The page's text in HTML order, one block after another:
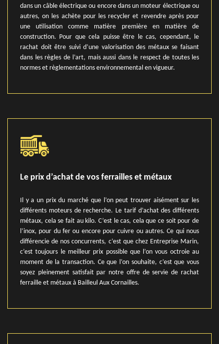
dans un câble électrique ou encore dans un moteur électrique ou
autres, on les achète pour les recycler et revendre après pour
une utilisation comme matière première en matière de
construction. Pour que cela puisse être le cas, cependant, le
rachat doit être suivi d’une valorisation des métaux se faisant
dans les règles de l’art, mais aussi dans le respect de toutes les
normes et règlementations environnemental en vigueur.
Le prix d’achat de vos ferrailles et métaux
Il y a un prix du marché que l’on peut trouver aisément sur les
différents moteurs de recherche. Le tarif d’achat des différents
métaux, cela se fait au kilo. C’est le cas, cela que ce soit pour de
l’inox, pour du fer ou encore pour cuivre ou autres. Ce qui nous
différencie de nos concurrents, c’est que chez Entreprise Marin,
c’est toujours le meilleur prix possible que l’on vous octroie au
moment de la transaction. Ce que l’on souhaite, c’est que vous
soyez pleinement satisfait par notre offre de servie de rachat
ferraille et métaux à Bailleul Aux Cornailles.